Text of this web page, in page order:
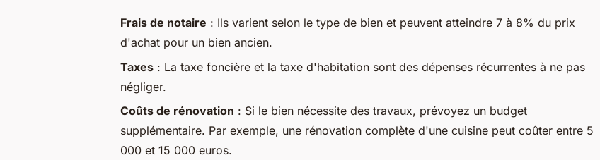
Frais de notaire : Ils varient selon le type de bien et peuvent atteindre 7 à 8% du prix
d'achat pour un bien ancien.
Taxes : La taxe foncière et la taxe d'habitation sont des dépenses récurrentes à ne pas
négliger.
Coûts de rénovation : Si le bien nécessite des travaux, prévoyez un budget
supplémentaire. Par exemple, une rénovation complète d'une cuisine peut coûter entre 5
000 et 15 000 euros.